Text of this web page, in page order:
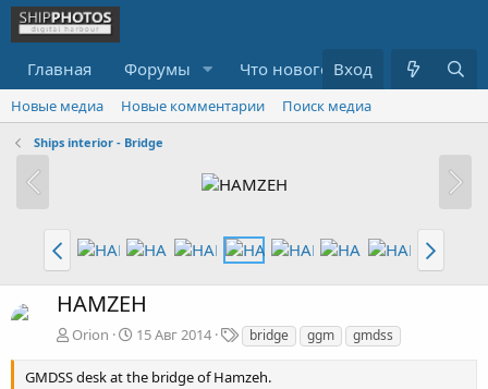
Главная Форумы Что нового? Медиа
Вход
Новые медиа Новые комментарии Поиск медиа
Ships interior - Bridge
HAMZEH
Orion 15 Авг 2014
Т
е
г
bridge ggm gmdss
GMDSS desk at the bridge of Hamzeh.